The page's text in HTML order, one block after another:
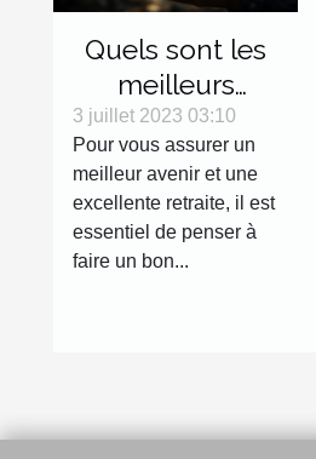
Quels sont les
meilleurs
investissements
en 2023 ?
3 juillet 2023 03:10
Pour vous assurer un
meilleur avenir et une
excellente retraite, il est
essentiel de penser à
faire un bon...